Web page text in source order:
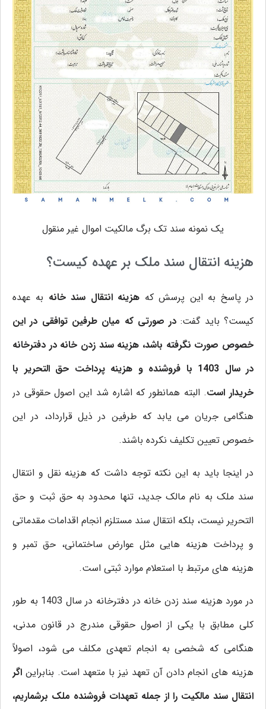
یک نمونه سند تک برگ مالکیت اموال غیر منقول
هزینه انتقال سند ملک بر عهده کیست؟
در پاسخ به این پرسش که هزینه انتقال سند خانه به عهده
کیست؟ باید گفت: در صورتی که میان طرفین توافقی در این
خصوص صورت نگرفته باشد، هزینه سند زدن خانه در دفترخانه
در سال 1403 با فروشنده و هزینه پرداخت حق التحریر با
خریدار است. البته همانطور که اشاره شد این اصول حقوقی در
هنگامی جریان می یابد که طرفین در ذیل قرارداد، در این
خصوص تعیین تکلیف نکرده باشند.
در اینجا باید به این نکته توجه داشت که هزینه نقل و انتقال
سند ملک به نام مالک جدید، تنها محدود به حق ثبت و حق
التحریر نیست، بلکه انتقال سند مستلزم انجام اقدامات مقدماتی
و پرداخت هزینه هایی مثل عوارض ساختمانی، حق تمبر و
هزینه های مرتبط با استعلام موارد ثبتی است.
در مورد هزینه سند زدن خانه در دفترخانه در سال 1403 به طور
کلی مطابق با یکی از اصول حقوقی مندرج در قانون مدنی،
هنگامی که شخصی به انجام تعهدی مکلف می شود، اصولاً
هزینه های انجام دادن آن تعهد نیز با متعهد است. بنابراین اگر
انتقال سند مالکیت را از جمله تعهدات فروشنده ملک برشماریم،